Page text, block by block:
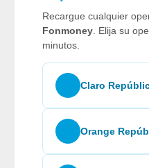
Recargue cualquier
Fonmoney. Elija su
minutos.
Claro
Orange